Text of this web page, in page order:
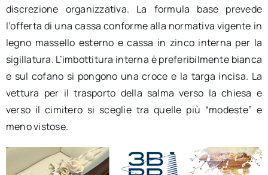
discrezione organizzativa. La formula base prevede
l’offerta di una cassa conforme alla normativa vigente in
legno massello esterno e cassa in zinco interna per la
sigillatura. L’imbottitura interna è preferibilmente bianca
e sul cofano si pongono una croce e la targa incisa. La
vettura per il trasporto della salma verso la chiesa e
verso il cimitero si sceglie tra quelle più “modeste” e
meno vistose.